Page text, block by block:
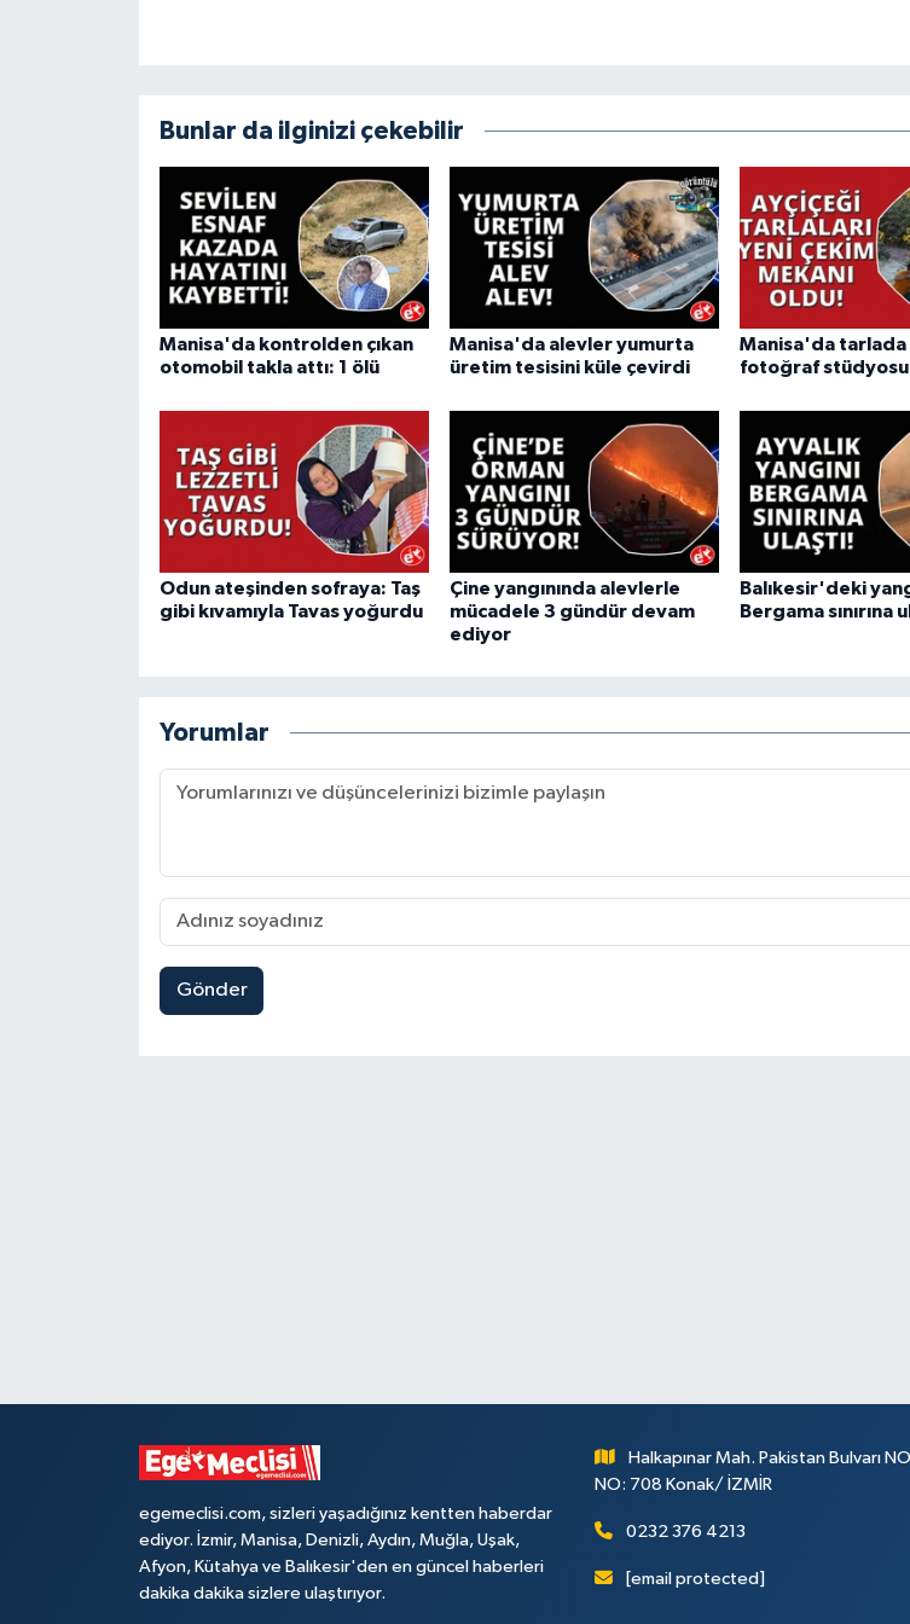
Bunlar da ilginizi çekebilir
Manisa'da kontrolden çıkan
otomobil takla attı: 1 ölü
Manisa'da alevler yumurta
üretim tesisini küle çevirdi
Manisa'da tarlada
fotoğraf
Odun ateşinden sofraya: Taş
gibi kıvamıyla Tavas yoğurdu
Çine yangınında alevlerle
mücadele 3 gündür devam
ediyor
Balıkesir'deki
Bergama sınırına
Yorumlar
Gönder
egemeclisi.com, sizleri yaşadığınız kentten haberdar
ediyor. İzmir, Manisa, Denizli, Aydın, Muğla, Uşak,
Afyon, Kütahya ve Balıkesir'den en güncel haberleri
dakika dakika sizlere ulaştırıyor.
Halkapınar Mah. Pakistan Bulvarı
NO: 708 Konak/ İZMİR
0232 376 4213
[email protected]